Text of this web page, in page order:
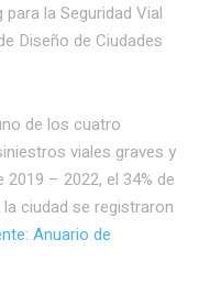
la Seguridad Vial
Diseño de Ciudades
de los cuatro
viales graves y
– 2022, el 34% de
ciudad se registraron
Anuario de